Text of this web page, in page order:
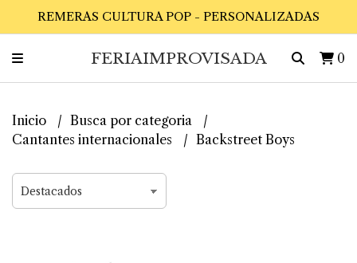
REMERAS CULTURA POP - PERSONALIZADAS
FERIAIMPROVISADA 0
Inicio
Busca por categoria
Cantantes internacionales
Backstreet Boys